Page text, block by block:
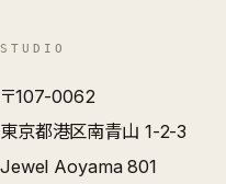
STUDIO
〒107-0062
東京都港区南青山 1-2-3
Jewel Aoyama 801